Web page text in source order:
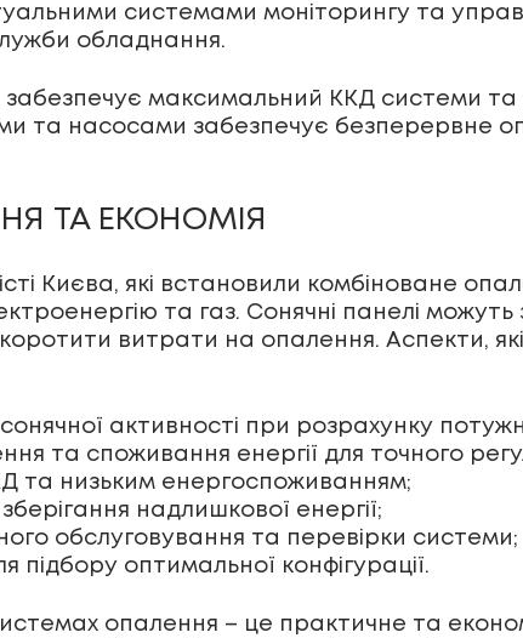
системами моніторингу та
обладнання.
максимальний ККД системи та
та насосами забезпечує безперервне
ТА ЕКОНОМІЯ
Києва, які встановили комбіноване
та газ. Сонячні панелі можуть
витрати на опалення. Аспекти,
активності при розрахунку
та споживання енергії для точного
та низьким енергоспоживанням;
надлишкової енергії;
обслуговування та перевірки системи;
підбору оптимальної конфігурації.
опалення – це практичне та